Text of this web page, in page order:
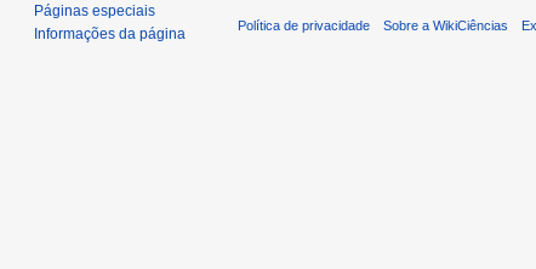
Páginas especiais
Informações da página
Política de privacidade Sobre a WikiCiências